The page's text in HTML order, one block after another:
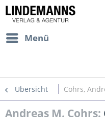
Menü
Übersicht Cohrs,
Andreas M. Cohrs: